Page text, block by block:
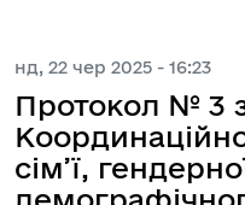
нд, 22 чер 2025 - 16:23
Протокол № 3
сім’ї,